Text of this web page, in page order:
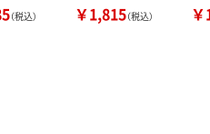
（税込） ￥1,815（税込）